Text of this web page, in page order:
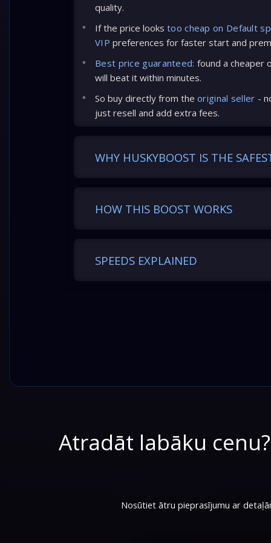
quality.
If the price looks too cheap on Default
VIP preferences for faster start and
Best price guaranteed: found a cheaper
will beat it within minutes.
So buy directly from the original seller -
just resell and add extra fees.
WHY HUSKYBOOST IS THE
HOW THIS BOOST WORKS
SPEEDS EXPLAINED
Atradāt labāku
Nosūtiet ātru pieprasījumu ar